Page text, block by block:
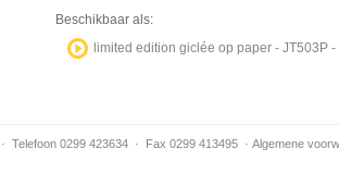
Beschikbaar als:
limited edition giclée op paper - JT503P
· Telefoon 0299 423634 · Fax 0299 413495 · Algemene